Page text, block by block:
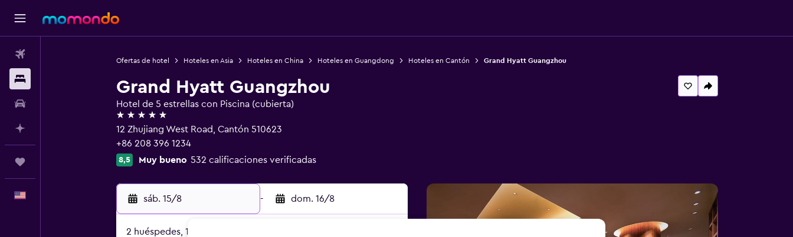
Ofertas de hotel Hoteles en Asia Hoteles en China Hoteles en Guangdong Hoteles en Cantón Grand Hyatt Guangzhou
Grand Hyatt Guangzhou
Hotel de 5 estrellas con Piscina (cubierta)
5 estrellas
12 Zhujiang West Road, Cantón 510623
+86 208 396 1234
8,5 Muy bueno 532 calificaciones verificadas
sáb. 15/8 - dom. 16/8
2 huéspedes, 1 habitación